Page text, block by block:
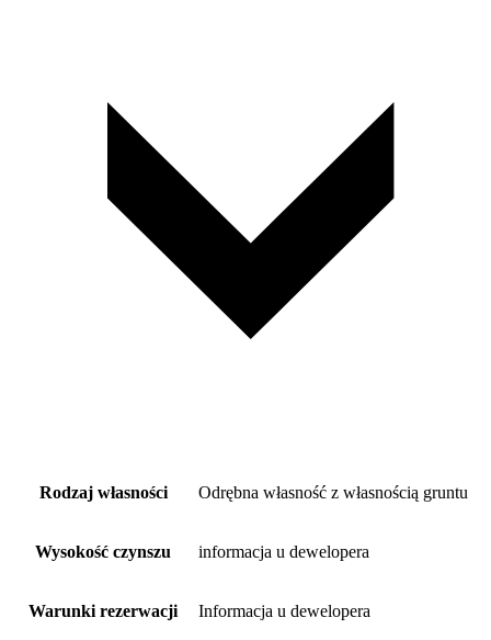
Rodzaj własności Odrębna własność z własnością gruntu
Wysokość czynszu informacja u dewelopera
Warunki rezerwacji Informacja u dewelopera